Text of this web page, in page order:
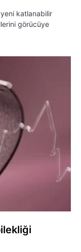
katlanabilir
görücüye